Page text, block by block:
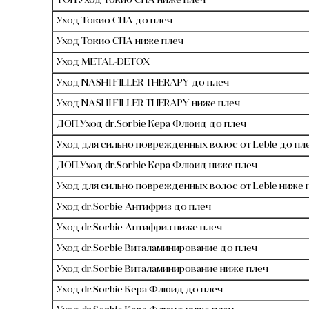
Уход Токио СПА до плеч
Уход Токио СПА ниже плеч
Уход METAL-DETOX
Уход NASHI FILLER THERAPY до плеч
Уход NASHI FILLER THERAPY ниже плеч
ДОП.Уход dr.Sorbie Кера Флюид до плеч
Уход для сильно поврежденных волос от Leble до
ДОП.Уход dr.Sorbie Кера Флюид ниже плеч
Уход для сильно поврежденных волос от Leble ниже
Уход dr.Sorbie Антифриз до плеч
Уход dr.Sorbie Антифриз ниже плеч
Уход dr.Sorbie Виталаминирование до плеч
Уход dr.Sorbie Виталаминирование ниже плеч
Уход dr.Sorbie Кера Флюид до плеч